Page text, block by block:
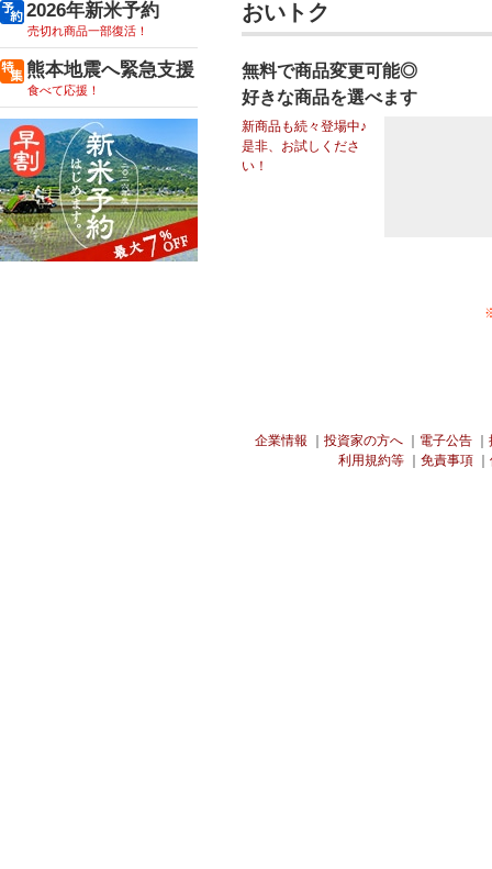
おいトク
無料で商品変更可能◎
好きな商品を選べます
新商品も続々登場中♪
是非、お試しくださ
い！
企業情報 投資家の方へ 電子公告
利用規約等 ｜免責事項 ｜
2026年新米予約
売切れ商品一部復活！
熊本地震へ緊急支援
食べて応援！